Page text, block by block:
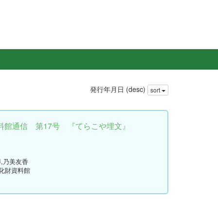
発行年月日 (desc) sort
館通信 第17号 『てらこや埋文』
乃美友香
財資料館